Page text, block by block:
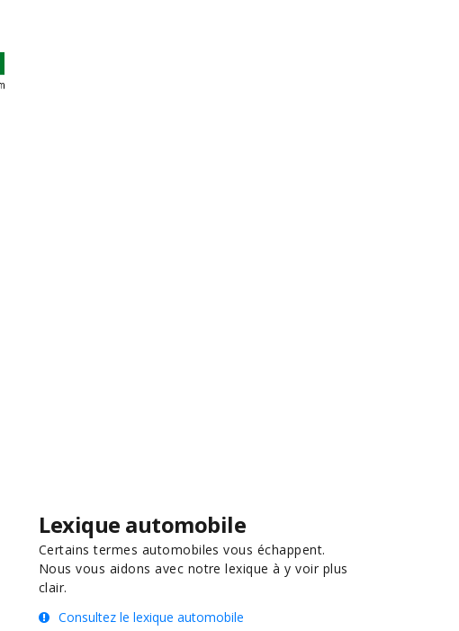
Lexique automobile
Certains termes automobiles vous échappent.
Nous vous aidons avec notre lexique à y voir plus
clair.
Consultez le lexique automobile